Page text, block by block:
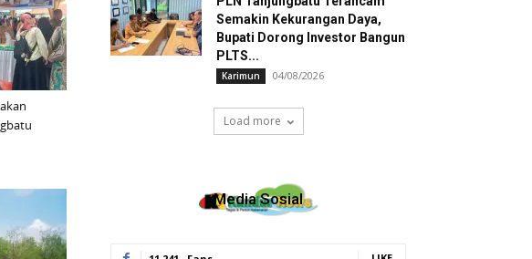
Semakin Kekurangan Daya,
Bupati Dorong Investor Bangun
PLTS...
Karimun 04/08/2026
Load more
Media Sosial